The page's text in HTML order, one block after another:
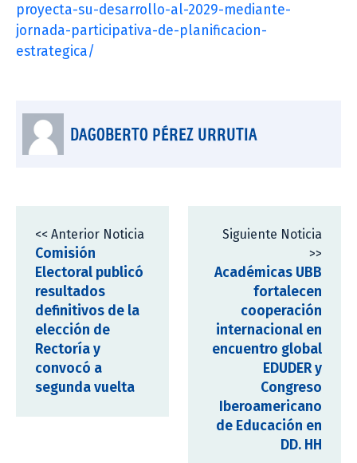
proyecta-su-desarrollo-al-2029-mediante-
jornada-participativa-de-planificacion-
estrategica/
DAGOBERTO PÉREZ URRUTIA
<< Anterior Noticia
Comisión
Electoral publicó
resultados
definitivos de la
elección de
Rectoría y
convocó a
segunda vuelta
Siguiente Noticia
>>
Académicas UBB
fortalecen
cooperación
internacional en
encuentro global
EDUDER y
Congreso
Iberoamericano
de Educación en
DD. HH